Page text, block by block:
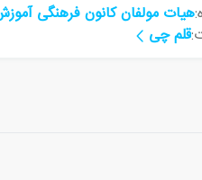
هیات مولفان کانون فرهنگی
قلم چی